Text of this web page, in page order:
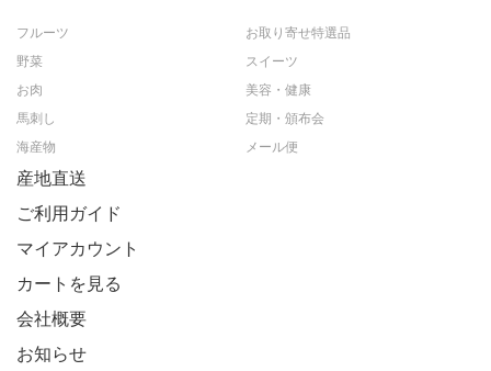
フルーツ
野菜
お肉
馬刺し
海産物
お取り寄せ特選品
スイーツ
美容・健康
定期・頒布会
メール便
産地直送
ご利用ガイド
マイアカウント
カートを見る
会社概要
お知らせ